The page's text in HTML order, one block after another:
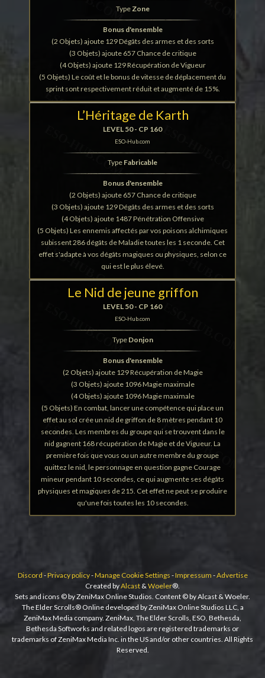
TypeZone
Bonus d'ensemble
(2 Objets) ajoute 129 Dégâts des armes et des sorts
(3 Objets) ajoute 657 Chance de critique
(4 Objets) ajoute 129 Récupération de Vigueur
(5 Objets) Le coût et le bonus de vitesse de déplacement du
sprint sont respectivement réduit et augmenté de 15%.
L’Héritage de Karth
LEVEL 50 - CP 160
ESO-Hub.com
Type Fabricable
Bonus d'ensemble
(2 Objets) ajoute 657 Chance de critique
(3 Objets) ajoute 129 Dégâts des armes et des sorts
(4 Objets) ajoute 1487 Pénétration Offensive
(5 Objets) Les ennemis affectés par vos poisons alchimiques
subissent 286 dégâts de Maladie toutes les 1 seconde. Cet
effet s'adapte à vos dégâts magiques ou physiques, selon ce
qui est le plus élevé.
Le Nid de jeune griffon
LEVEL 50 - CP 160
ESO-Hub.com
Type Donjon
Bonus d'ensemble
(2 Objets) ajoute 129 Récupération de Magie
(3 Objets) ajoute 1096 Magie maximale
(4 Objets) ajoute 1096 Magie maximale
(5 Objets) En combat, lancer une compétence qui place un
effet au sol crée un nid de griffon de 8 mètres pendant 10
secondes. Les membres du groupe qui se trouvent dans le
nid gagnent 168 récupération de Magie et de Vigueur. La
première fois que vous ou un autre membre du groupe
quittez le nid, le personnage en question gagne Courage
mineur pendant 10 secondes, ce qui augmente ses dégâts
physiques et magiques de 215. Cet effet ne peut se produire
qu'une fois toutes les 10 secondes.
Discord -Privacy policy-Manage Cookie Settings -Impressum -Advertise
Created byAlcast &Woeler®.
Sets and icons © by ZeniMax Online Studios. Content © by Alcast & Woeler.
The Elder Scrolls® Online developed by ZeniMax Online Studios LLC, a
ZeniMax Media company. ZeniMax, The Elder Scrolls, ESO, Bethesda,
Bethesda Softworks and related logos are registered trademarks or
trademarks of ZeniMax Media Inc. in the US and/or other countries. All Rights
Reserved.